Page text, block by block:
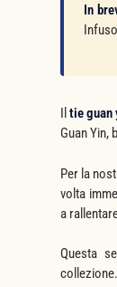
In
Il tie guan
Guan Yin,
Per la
volta
a
Questa
collezione.